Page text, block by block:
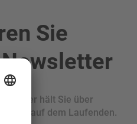
Sie
hält Sie über
USA auf dem Laufenden.